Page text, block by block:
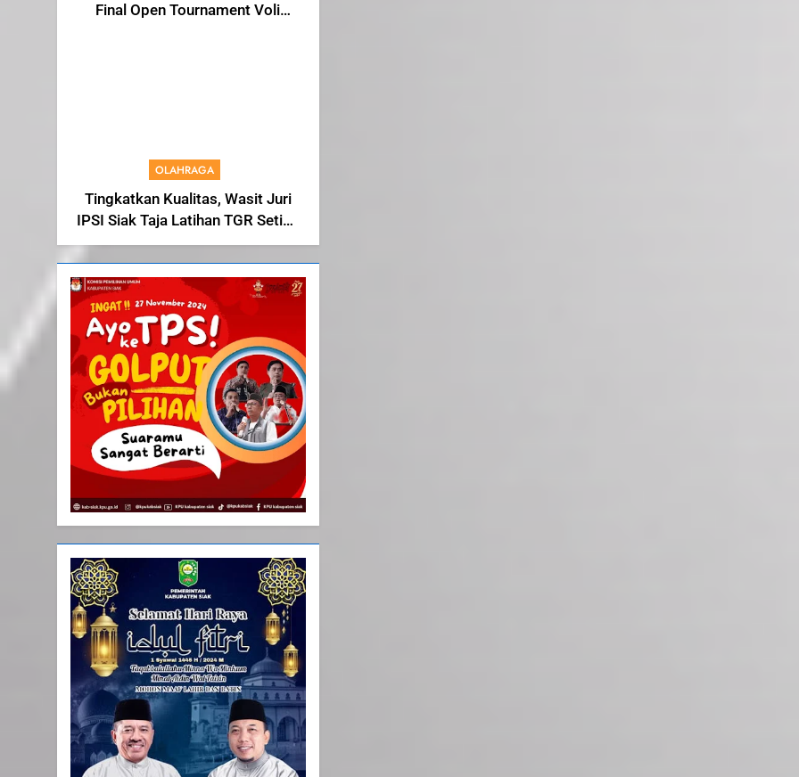
Final Open Tournament Voli
OLAHRAGA
Tingkatkan Kualitas, Wasit Juri
IPSI Siak Taja Latihan TGR Setiap
Tiga Bulan Sekali
20
Selamat Hari Kebangkitan
Nasional
IKLAN
21
Iklan Pemerintah Kabupaten
Siak
IKLAN
22
NORMAN SILITONGA CALEG
DPRD PROVINSI DKI JAKARTA
IKLAN
23